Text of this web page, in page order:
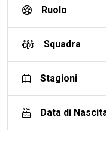
Ruolo
Squadra
Stagioni
Data di